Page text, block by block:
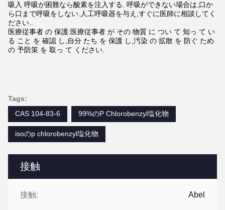
接触
接触: Abel
吸入 呼吸が困難なら酸素を注入する. 呼吸ができない場合は,口か
ら口まで呼吸をしない.人工呼吸器を与え,すぐに医師に相談してく
ださい..
医療従事者 の 保護:医療従事者 が その 物質 に つい て 知っ て い
る こと を 確認 し,自分 たち を 保護 し,汚染 の 拡散 を 防ぐ ため
の 予防策 を 取っ て ください.
Tags:
CAS 104-83-6
99%のP Chlorobenzyl塩化物
isoのp chlorobenzyl塩化物